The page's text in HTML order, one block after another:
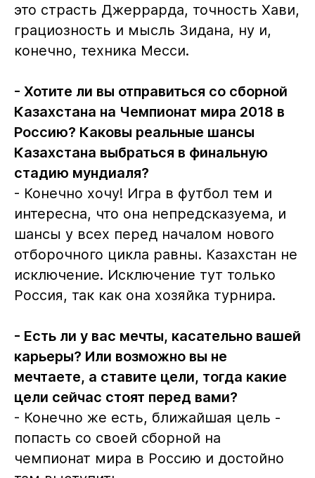
это страсть Джеррарда, точность Хави,
грациозность и мысль Зидана, ну и,
конечно, техника Месси.
- Хотите ли вы отправиться со сборной
Казахстана на Чемпионат мира 2018 в
Россию? Каковы реальные шансы
Казахстана выбраться в финальную
стадию мундиаля?
- Конечно хочу! Игра в футбол тем и
интересна, что она непредсказуема, и
шансы у всех перед началом нового
отборочного цикла равны. Казахстан не
исключение. Исключение тут только
Россия, так как она хозяйка турнира.
- Есть ли у вас мечты, касательно вашей
карьеры? Или возможно вы не
мечтаете, а ставите цели, тогда какие
цели сейчас стоят перед вами?
- Конечно же есть, ближайшая цель -
попасть со своей сборной на
чемпионат мира в Россию и достойно